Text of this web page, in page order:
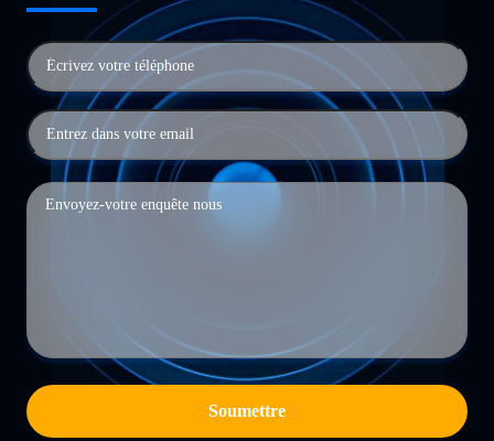
Soumettre